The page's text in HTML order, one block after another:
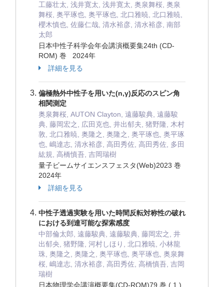
工藤壮太, 浅井寛太, 浅井寛太, 奥泉舞桜, 奥泉
舞桜, 奥平琢也, 奥平琢也, 北口雅暁, 北口雅暁,
櫻木慎也, 佐藤仁哉, 清水裕彦, 清水裕彦, 南部
太郎
日本中性子科学会年会講演概要集24th (CD-
ROM) 巻 2024年
詳細を見る
偏極熱外中性子を用いた(n,γ)反応のスピン角
相関測定
奥泉舞桜, AUTON Clayton, 遠藤駿典, 遠藤駿
典, 藤岡宏之, 広田克也, 井出郁夫, 猪野隆, 木村
敦, 北口雅暁, 奥隆之, 奥隆之, 奥平琢也, 奥平琢
也, 嶋達志, 清水裕彦, 高田秀佐, 高田秀佐, 多田
紘規, 高橋慎吾, 吉岡瑞樹
量子ビームサイエンスフェスタ(Web)2023 巻
2024年
詳細を見る
中性子透過実験を用いた時間反転対称性の破れ
における到達可能な探索感度
中部倫太郎, 遠藤駿典, 遠藤駿典, 藤岡宏之, 井
出郁央, 猪野隆, 河村しほり, 北口雅暁, 小林龍
珠, 奥隆之, 奥隆之, 奥平琢也, 奥平琢也, 奥泉舞
桜, 嶋達志, 清水裕彦, 高田秀佐, 高橋慎吾, 吉岡
瑞樹
日本物理学会講演概要集(CD-ROM)79 巻 ( 1 )